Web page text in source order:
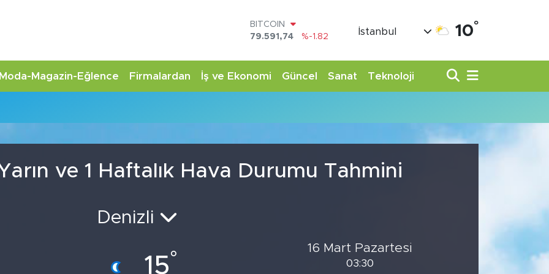
BITCOIN
79.591,74
%-1.82
45,43620
%0.02
EURO
BİST100
İstanbul 10°
Moda-Magazin-Eğlence Firmalardan İş ve Ekonomi Güncel Sanat Teknoloji
ve 1 Haftalık Hava Durumu Tahmini
Denizli
15°
16 Mart Pazartesi
03:30